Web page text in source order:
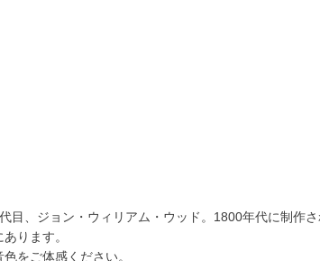
、ジョン・ウィリアム・ウッド。1800年代に制作
ります。
をご体感ください。